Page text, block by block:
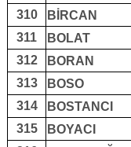
310
BİRCAN
311
BOLAT
312
BORAN
313
BOSO
314
BOSTANCI
315
BOYACI